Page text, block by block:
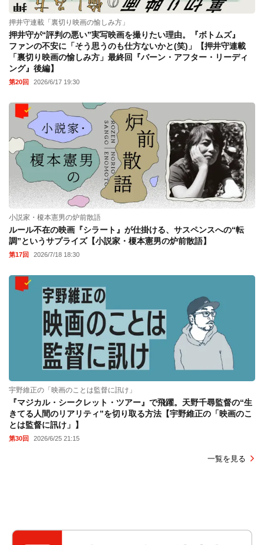
押井守連載「裏切り映画の愉しみ方」
押井守が“評判の悪い”実写映画を撮りたい理由。『ボトムズ』
ファンの不安に「そう思うのも仕方ないかと(笑)」【押井守連載
「裏切り映画の愉しみ方」最終回『バーン・アフター・リーディ
ング』後編】
第20回 2026/6/17 19:30
小説家・榎本憲男の炉前散語
ルール不在の映画『シラート』が仕掛ける、サスペンスへの“転
調”というサプライズ【小説家・榎本憲男の炉前散語】
第17回 2026/7/18 18:30
宇野維正の「映画のことは監督に訊け」
『マジカル・シークレット・ツアー』で飛躍。天野千尋監督の“生
きてる人間のリアリティ”を切り取る方法【宇野維正の「映画のこ
とは監督に訊け」】
第30回 2026/6/25 21:15
一覧を見る